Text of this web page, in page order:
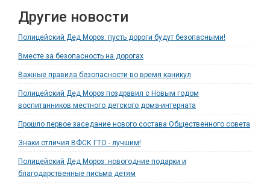
Другие новости
Полицейский Дед Мороз: пусть дороги будут безопасными!
Вместе за безопасность на дорогах
Важные правила безопасности во время каникул
Полицейский Дед Мороз поздравил с Новым годом
воспитанников местного детского дома-интерната
Прошло первое заседание нового состава Общественного совета
Знаки отличия ВФСК ГТО - лучшим!
Полицейский Дед Мороз: новогодние подарки и
благодарственные письма детям